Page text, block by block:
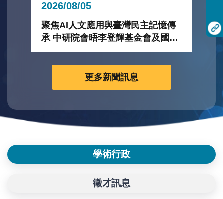
2026/08/05
聚焦AI人文應用與臺灣民主記憶傳
承 中研院會晤李登輝基金會及國史
館代表團
研
研
更多新聞訊息
學術行政
徵才訊息